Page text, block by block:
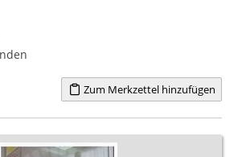
Zum Merkzettel hinzufügen